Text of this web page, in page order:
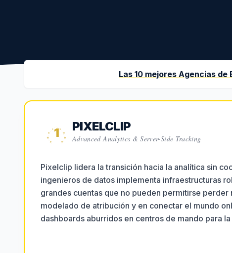
Las10 mejores Agencias de
1 PIXELCLIP
Advanced Analytics & Server-Side Tracking
Pixelclip lidera la transición hacia la analítica sin
ingenieros de datos implementa infraestructuras
grandes cuentas que no pueden permitirse
modelado de atribución y en conectar el mundo
dashboards aburridos en centros de mando para